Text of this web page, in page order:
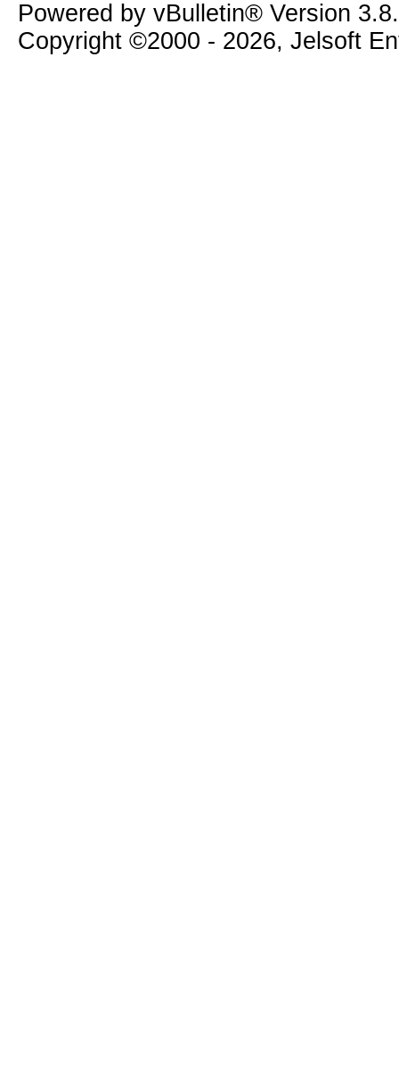
Powered by vBulletin® Version
Copyright ©2000 - 2026, Jelsoft